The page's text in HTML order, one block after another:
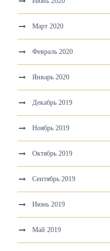
Март 2020
Февраль 2020
Январь 2020
Декабрь 2019
Ноябрь 2019
Октябрь 2019
Сентябрь 2019
Июнь 2019
Май 2019